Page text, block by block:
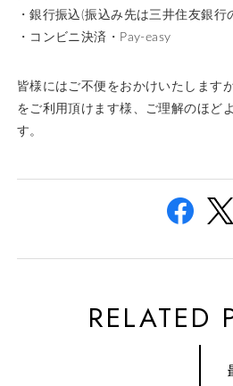
・銀行振込(振込み先は三井住友銀行
・コンビニ決済・Pay-easy
皆様にはご不便をおかけいたします
をご利用頂けます様、ご理解のほど
す。
RELATED